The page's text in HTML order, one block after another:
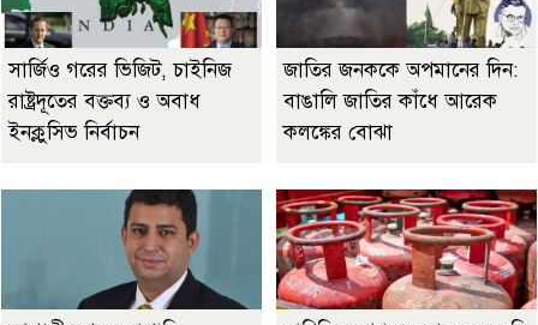
সার্জিও গরের ভিজিট, চাইনিজ
রাষ্ট্রদূতের বক্তব্য ও অবাধ
ইনক্লুসিভ নির্বাচন
জাতির জনককে অপমানের দিন:
বাঙালি জাতির কাঁধে আরেক
কলঙ্কের বোঝা